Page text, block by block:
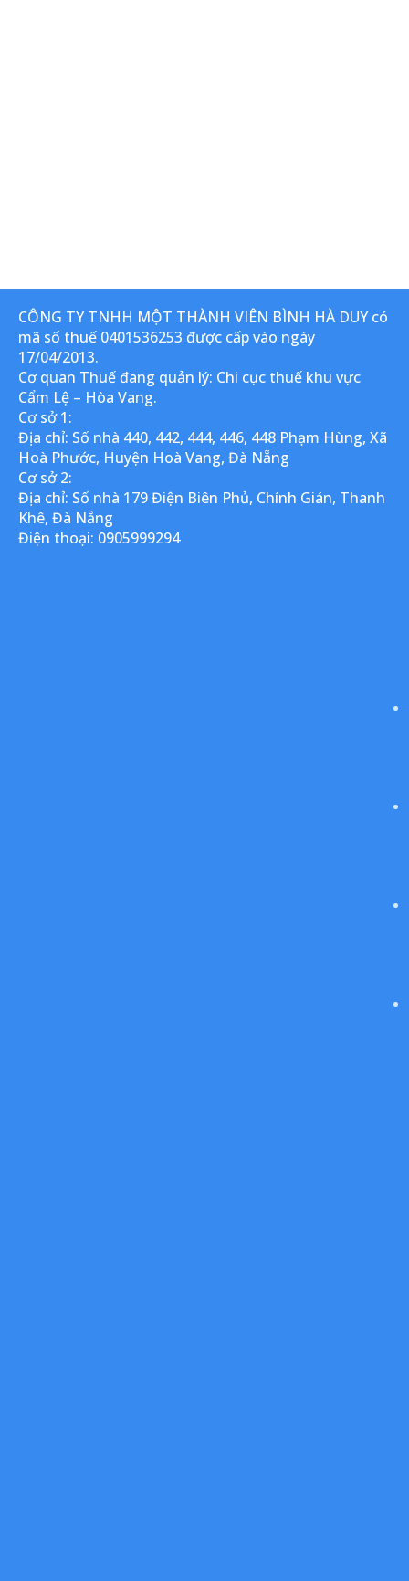
CÔNG TY TNHH MỘT THÀNH VIÊN BÌNH HÀ DUY có
mã số thuế 0401536253 được cấp vào ngày
17/04/2013.
Cơ quan Thuế đang quản lý: Chi cục thuế khu vực
Cẩm Lệ – Hòa Vang.
Cơ sở 1:
Địa chỉ: Số nhà 440, 442, 444, 446, 448 Phạm Hùng, Xã
Hoà Phước, Huyện Hoà Vang, Đà Nẵng
Cơ sở 2:
Địa chỉ: Số nhà 179 Điện Biên Phủ, Chính Gián, Thanh
Khê, Đà Nẵng
Điện thoại: 0905999294